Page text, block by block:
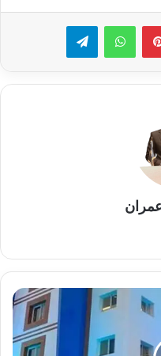
بينتيريستواتساب تيلقرام